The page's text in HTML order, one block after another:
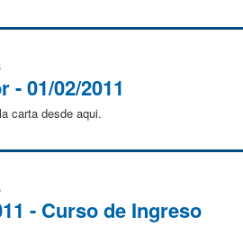
- 01/02/2011
carta desde aqui.
- Curso de Ingreso